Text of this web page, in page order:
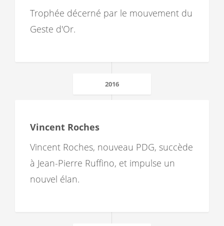
Trophée décerné par le mouvement du
Geste d'Or.
2016
Vincent Roches
Vincent Roches, nouveau PDG, succède
à Jean-Pierre Ruffino, et impulse un
nouvel élan.